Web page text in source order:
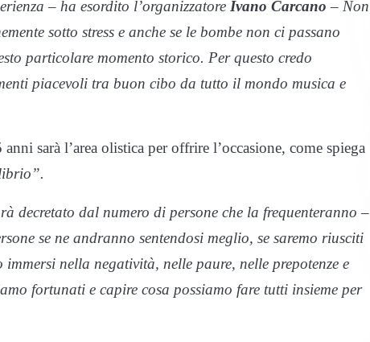
– ha esordito l’organizzatore Ivano Carcano – Non
sotto stress e anche se le bombe non ci passano
particolare momento storico. Per questo credo
piacevoli tra buon cibo da tutto il mondo musica e
sarà l’area olistica per offrire l’occasione, come spiega
decretato dal numero di persone che la frequenteranno –
se ne andranno sentendosi meglio, se saremo riusciti
nella negatività, nelle paure, nelle prepotenze e
fortunati e capire cosa possiamo fare tutti insieme per